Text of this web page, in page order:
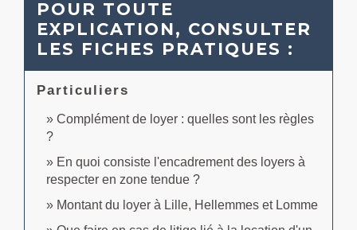
POUR TOUTE
EXPLICATION, CONSULTER
LES FICHES PRATIQUES :
Particuliers
Complément de loyer : quelles sont les règles
?
En quoi consiste l'encadrement des loyers à
respecter en zone tendue ?
Montant du loyer à Lille, Hellemmes et Lomme